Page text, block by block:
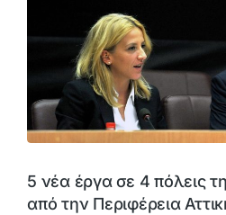
5 νέα έργα σε 4 πόλεις
από την Περιφέρεια